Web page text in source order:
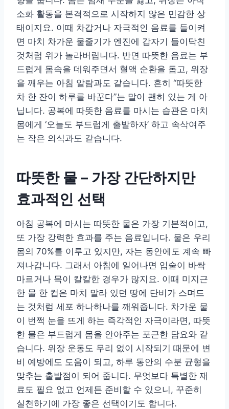
소화 활동을 본격적으로 시작하지 않은 민감한 상
태이지요. 이때 차갑거나 자극적인 음료를 들이켜
면 마치 차가운 물줄기가 엔진에 갑자기 들이닥친
것처럼 위가 놀라버립니다. 반면 따뜻한 음료는 부
드럽게 몸속을 데워주면서 혈액 순환을 돕고, 위장
을 깨우는 아침 알람과도 같습니다. 흔히 “따뜻한
차 한 잔이 하루를 바꾼다”는 말이 괜히 있는 게 아
닙니다. 공복에 따뜻한 음료를 마시는 습관은 마치
몸에게 ‘오늘도 부드럽게 출발하자’ 하고 속삭여주
는 작은 의식과도 같습니다.
따뜻한 물 – 가장 간단하지만
효과적인 선택
아침 공복에 마시는 따뜻한 물은 가장 기본적이고,
또 가장 강력한 효과를 주는 음료입니다. 물은 우리
몸의 70%를 이루고 있지만, 자는 동안에도 계속 빠
져나갑니다. 그래서 아침에 일어나면 입술이 바싹
마르거나 목이 칼칼한 경우가 많지요. 이때 미지근
한 물 한 컵은 마치 말라 있던 땅에 단비가 스며드
는 것처럼 세포 하나하나를 깨워줍니다. 차가운 물
이 번쩍 눈을 뜨게 하는 즉각적인 자극이라면, 따뜻
한 물은 부드럽게 몸을 안아주는 포근한 담요와 같
습니다. 위장 운동도 무리 없이 시작되기 때문에 변
비 예방에도 도움이 되고, 하루 동안의 수분 균형을
맞추는 출발점이 되어 줍니다. 무엇보다 특별한 재
료도 필요 없고 언제든 준비할 수 있으니, 꾸준히
실천하기에 가장 좋은 선택이기도 합니다.